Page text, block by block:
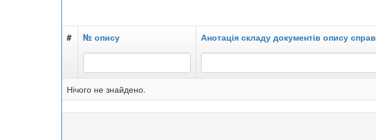
# № опису Анотація складу документів опису справ
Нічого не знайдено.